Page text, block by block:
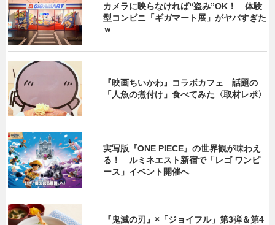
カメラに映らなければ“盗み”OK！ 体験
型コンビニ「ギガマート展」がヤバすぎた
ｗ
『映画ちいかわ』コラボカフェ 話題の
「人魚の煮付け」食べてみた〈取材レポ〉
実写版『ONE PIECE』の世界観が味わえ
る！ ルミネエスト新宿で「レゴ ワンピ
ース」イベント開催へ
『鬼滅の刃』×「ジョイフル」第3弾＆第4